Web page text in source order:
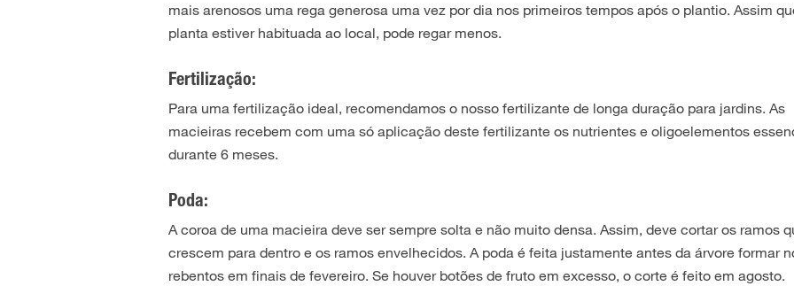
mais arenosos uma rega generosa uma vez por dia nos primeiros tempos após o plantio. Assim
planta estiver habituada ao local, pode regar menos.
Fertilização:
Para uma fertilização ideal, recomendamos o nosso fertilizante de longa duração para jardins. As
macieiras recebem com uma só aplicação deste fertilizante os nutrientes e oligoelementos
durante 6 meses.
Poda:
A coroa de uma macieira deve ser sempre solta e não muito densa. Assim, deve cortar os ramos
crescem para dentro e os ramos envelhecidos. A poda é feita justamente antes da árvore formar
rebentos em finais de fevereiro. Se houver botões de fruto em excesso, o corte é feito em agosto.